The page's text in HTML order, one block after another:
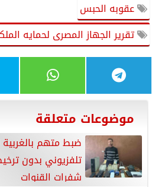
عقوبه الحبس
تقرير الجهاز المصرى لحمايه
موضوعات متعلقة
ضبط متهم
تلفزيوني بدون
شفرات القنوات